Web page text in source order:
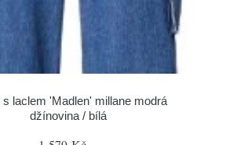
laclem 'Madlen' millane modrá
džínovina / bílá